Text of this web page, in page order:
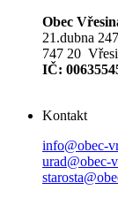
Obec
21.dubna
747 20
IČ:
Kontakt
info@obec-
urad@obec-